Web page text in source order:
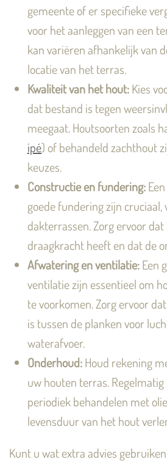
gemeente of er specifieke
voor het aanleggen van een
kan variëren afhankelijk van
locatie van het terras.
Kwaliteit van het hout:Kies
dat bestand is tegen
meegaat. Houtsoorten zoals
ipé) of behandeld zachthout
keuzes.
Constructie en fundering:
goede fundering zijn cruciaal,
dakterrassen. Zorg ervoor
draagkracht heeft en dat de
Afwatering en ventilatie:Een
ventilatie zijn essentieel om
te voorkomen. Zorg ervoor
is tussen de planken voor
waterafvoer.
Onderhoud:Houd rekening
uw houten terras.
periodiek behandelen met
levensduur van het hout
Kunt u wat extra advies